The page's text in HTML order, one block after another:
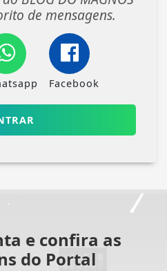
de mensagens.
Facebook
e confira as
do Portal